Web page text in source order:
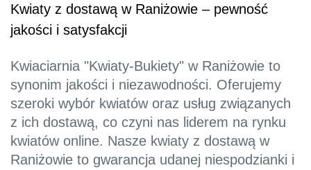
Kwiaty z dostawą w Raniżowie – pewność
jakości i satysfakcji
Kwiaciarnia "Kwiaty-Bukiety" w Raniżowie to
synonim jakości i niezawodności. Oferujemy
szeroki wybór kwiatów oraz usług związanych
z ich dostawą, co czyni nas liderem na rynku
kwiatów online. Nasze kwiaty z dostawą w
Raniżowie to gwarancja udanej niespodzianki i